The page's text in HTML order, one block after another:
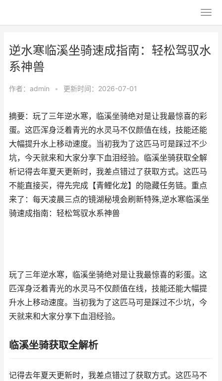
逆水寒临溪坐骑速成指南：轻松驾驭水
系神兽
作者： admin • 更新时间：2026-07-01
摘要：玩了三年逆水寒，临溪坐骑绝对是让我最惊喜的彩
蛋。这匹浑身泛着青光的水灵马不仅颜值在线，技能还能
大幅提升水上移动速度。当初我为了这匹马可是踩过不少
坑，今天就来和大家分享下血泪经验。临溪坐骑获取全解
析记得去年夏天更新时，我差点错过了获取方式。这匹马
不能直接买，得先完成【青鲤化龙】的隐藏任务链。重点
来了：每天凌晨三点的镜湖秘境会刷新特殊,逆水寒临溪坐
骑速成指南：轻松驾驭水系神兽
玩了三年逆水寒，临溪坐骑绝对是让我最惊喜的彩蛋。这
匹浑身泛着青光的水灵马不仅颜值在线，技能还能大幅提
升水上移动速度。当初我为了这匹马可是踩过不少坑，今
天就来和大家分享下血泪经验。
临溪坐骑获取全解析
记得去年夏天更新时，我差点错过了获取方式。这匹马不